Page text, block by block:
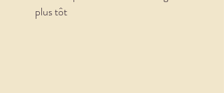
plus tôt